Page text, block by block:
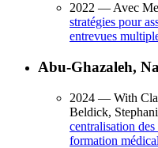
2022 — Avec
stratégies pour
entrevues
Abu-Ghazaleh,
2024 — With
Beldick,
centralisation
formation